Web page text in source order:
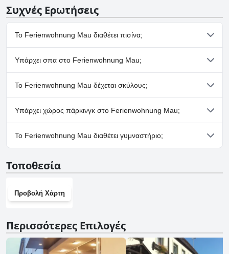
Συχνές Ερωτήσεις
Το Ferienwohnung Mau διαθέτει πισίνα;
Όχι, το Ferienwohnung Mau δεν διαθέτει πισίνα.
Υπάρχει σπα στο Ferienwohnung Mau;
Όχι, το Ferienwohnung Mau δεν διαθέτει σπα.
Το Ferienwohnung Mau δέχεται σκύλους;
Όχι, το Ferienwohnung Mau δεν δέχεται σκύλους.
Υπάρχει χώρος πάρκινγκ στο Ferienwohnung Mau;
Ναι, υπάρχουν εγκαταστάσεις πάρκινγκ στο Ferienwohnung
Mau.
Το Ferienwohnung Mau διαθέτει γυμναστήριο;
Τοποθεσία
Προβολή Χάρτη
Περισσότερες Επιλογές